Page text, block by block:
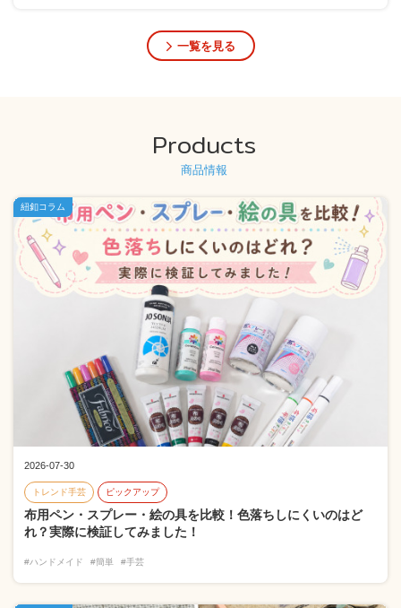
一覧を見る
Products
商品情報
2026-07-30
トレンド手芸 ピックアップ
布用ペン・スプレー・絵の具を比較！色落ちしにくいのはど
れ？実際に検証してみました！
#ハンドメイド #簡単 #手芸
紐釦コラム